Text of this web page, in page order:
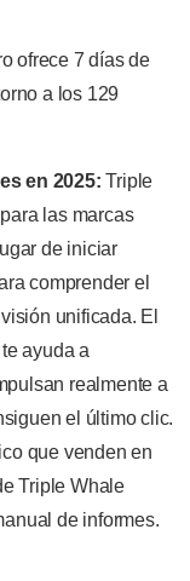
ofrece 7 días de
a los 129
en 2025: Triple
las marcas
de iniciar
comprender el
unificada. El
ayuda a
realmente a
el último clic.
que venden en
Triple Whale
de informes.